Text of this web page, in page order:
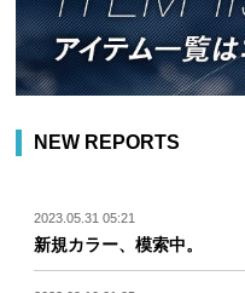
NEW REPORTS
2023.05.31 05:21
新規カラー、模索中。